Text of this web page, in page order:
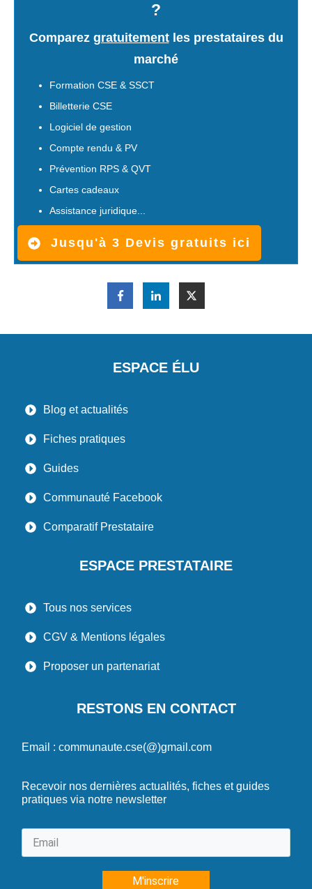
?
Comparez gratuitementles prestataires du
marché
Formation CSE & SSCT
Billetterie CSE
Logiciel de gestion
Compte rendu & PV
Prévention RPS & QVT
Cartes cadeaux
Assistance juridique...
Jusqu'à 3 Devis gratuits ici
ESPACE ÉLU
Blog et actualités
Fiches pratiques
Guides
Communauté Facebook
Comparatif Prestataire
ESPACE PRESTATAIRE
Tous nos services
CGV & Mentions légales
Proposer un partenariat
RESTONS EN CONTACT
Email : communaute.cse(@)gmail.com
Recevoir nos dernières actualités, fiches et guides
pratiques via notre newsletter
M'inscrire